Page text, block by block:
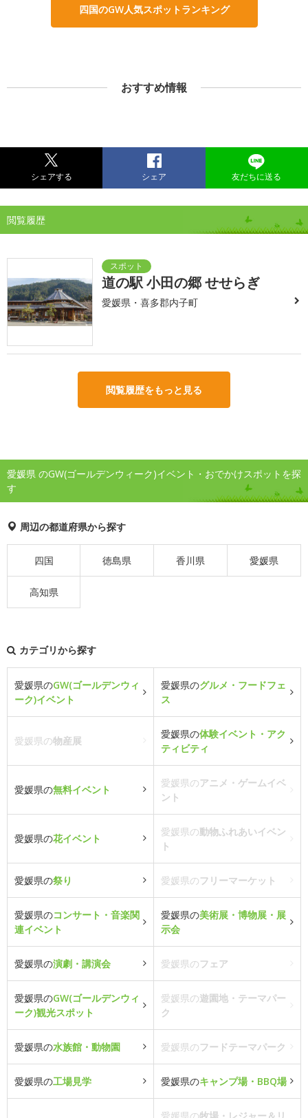
四国のGW人気スポットランキング
おすすめ情報
シェアする シェア 友だちに送る
閲覧履歴
道の駅 小田の郷 せせらぎ
愛媛県・喜多郡内子町
閲覧履歴をもっと見る
愛媛県 のGW(ゴールデンウィーク)イベント・おでかけスポットを探
す
周辺の都道府県から探す
四国 徳島県 香川県 愛媛県
高知県
カテゴリから探す
愛媛県のGW(ゴールデンウィ
ーク)イベント
愛媛県のグルメ・フードフェ
ス
愛媛県の物産展
愛媛県の体験イベント・アク
ティビティ
愛媛県の無料イベント
愛媛県のアニメ・ゲームイベ
ント
愛媛県の花イベント
愛媛県の動物ふれあいイベン
ト
愛媛県の祭り 愛媛県のフリーマーケット
愛媛県のコンサート・音楽関
連イベント
愛媛県の美術展・博物展・展
示会
愛媛県の演劇・講演会 愛媛県のフェア
愛媛県のGW(ゴールデンウィ
ーク)観光スポット
愛媛県の遊園地・テーマパー
ク
愛媛県の水族館・動物園 愛媛県のフードテーマパーク
愛媛県の工場見学 愛媛県のキャンプ場・BBQ場
愛媛県の牧場・レジャー＆リ